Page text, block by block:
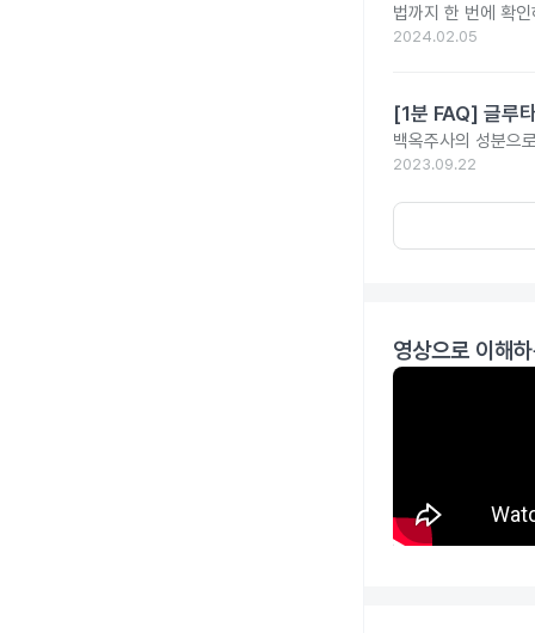
법까지 한 번에 확
2024.02.05
[1분 FAQ] 글루
백옥주사의 성분으
2023.09.22
영상으로 이해